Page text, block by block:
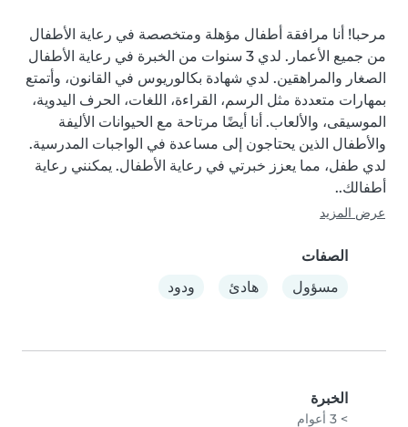
أطفالك..
عرض المزيد
الصفات
مسؤول
هادئ ودود
الخبرة
> 3 أعوام